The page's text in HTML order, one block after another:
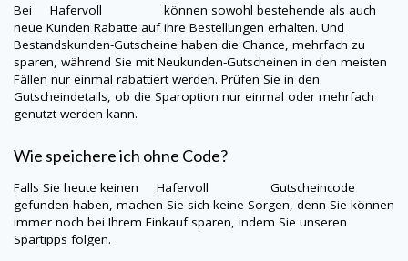
Bei Hafervoll können sowohl bestehende als auch
neue Kunden Rabatte auf ihre Bestellungen erhalten. Und
Bestandskunden-Gutscheine haben die Chance, mehrfach zu
sparen, während Sie mit Neukunden-Gutscheinen in den meisten
Fällen nur einmal rabattiert werden. Prüfen Sie in den
Gutscheindetails, ob die Sparoption nur einmal oder mehrfach
genutzt werden kann.
Wie speichere ich ohne Code?
Falls Sie heute keinen Hafervoll Gutscheincode
gefunden haben, machen Sie sich keine Sorgen, denn Sie können
immer noch bei Ihrem Einkauf sparen, indem Sie unseren
Spartipps folgen.